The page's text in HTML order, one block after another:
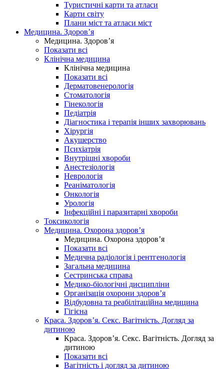
Туристичні карти та атласи
Карти світу
Плани міст та атласи міст
Медицина. Здоров’я
Медицина. Здоров’я
Показати всі
Клінічна медицина
Клінічна медицина
Показати всі
Дерматовенерологія
Стоматологія
Гінекологія
Педіатрія
Діагностика і терапія інших захворювань
Хірургія
Акушерство
Психіатрія
Внутрішні хвороби
Анестезіологія
Неврологія
Реаніматологія
Онкологія
Урологія
Інфекційні і паразитарні хвороби
Токсикологія
Медицина. Охорона здоров’я
Медицина. Охорона здоров’я
Показати всі
Медична радіологія і рентгенологія
Загальна медицина
Сестринська справа
Медико-біологічні дисципліни
Організація охорони здоров’я
Відбудовна та реабілітаційна медицина
Гігієна
Краса. Здоров’я. Секс. Вагітність. Догляд за
дитиною
Краса. Здоров’я. Секс. Вагітність. Догляд за
дитиною
Показати всі
Вагітність і догляд за дитиною